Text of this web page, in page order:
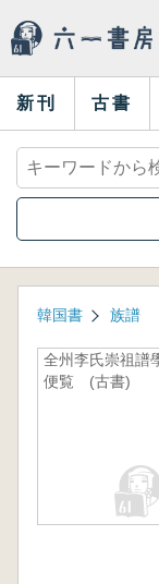
新刊 古書
韓国書 族譜
全州李氏崇祖譜
便覧 (古書)